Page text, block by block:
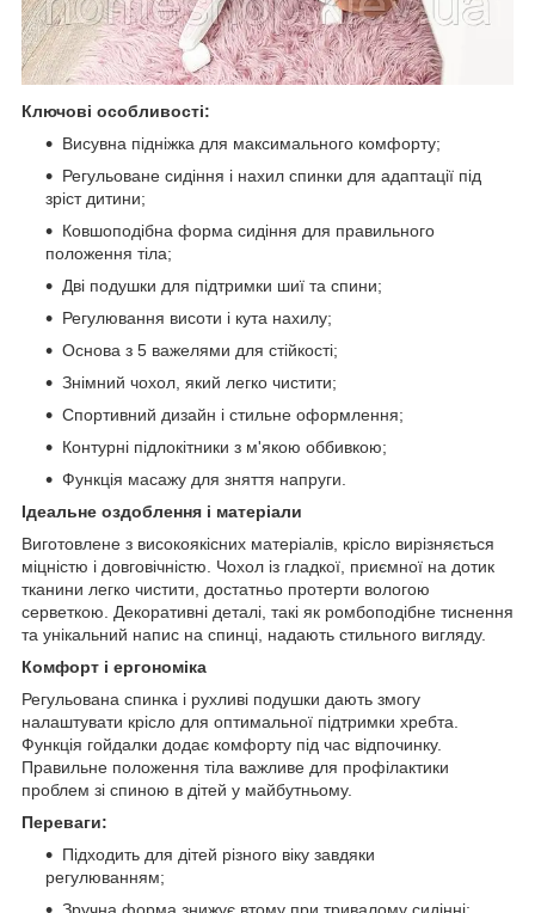
Ключові особливості:
Висувна підніжка для максимального комфорту;
Регульоване сидіння і нахил спинки для адаптації під
зріст дитини;
Ковшоподібна форма сидіння для правильного
положення тіла;
Дві подушки для підтримки шиї та спини;
Регулювання висоти і кута нахилу;
Основа з 5 важелями для стійкості;
Знімний чохол, який легко чистити;
Спортивний дизайн і стильне оформлення;
Контурні підлокітники з м'якою оббивкою;
Функція масажу для зняття напруги.
Ідеальне оздоблення і матеріали
Виготовлене з високоякісних матеріалів, крісло вирізняється
міцністю і довговічністю. Чохол із гладкої, приємної на дотик
тканини легко чистити, достатньо протерти вологою
серветкою. Декоративні деталі, такі як ромбоподібне тиснення
та унікальний напис на спинці, надають стильного вигляду.
Комфорт і ергономіка
Регульована спинка і рухливі подушки дають змогу
налаштувати крісло для оптимальної підтримки хребта.
Функція гойдалки додає комфорту під час відпочинку.
Правильне положення тіла важливе для профілактики
проблем зі спиною в дітей у майбутньому.
Переваги:
Підходить для дітей різного віку завдяки
регулюванням;